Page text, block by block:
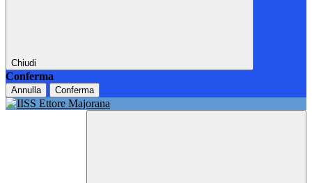
Chiudi
Conferma
Annulla Conferma